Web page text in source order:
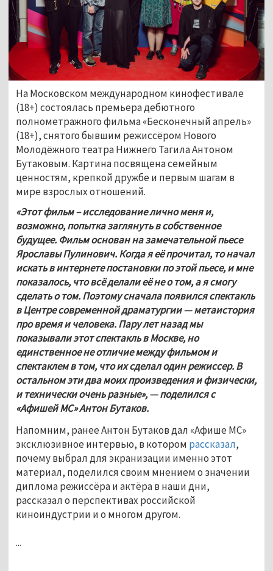
На Московском международном кинофестивале
(18+) состоялась премьера дебютного
полнометражного фильма «Бесконечный апрель»
(18+), снятого бывшим режиссёром Нового
Молодёжного театра Нижнего Тагила Антоном
Бутаковым. Картина посвящена семейным
ценностям, крепкой дружбе и первым шагам в
мире взрослых отношений.
«Этот фильм – исследование лично меня и,
возможно, попытка заглянуть в собственное
будущее. Фильм основан на замечательной пьесе
Ярославы Пулинович. Когда я её прочитал, то начал
искать в интернете постановки по этой пьесе, и мне
показалось, что всё делали её не о том, а я смогу
сделать о том. Поэтому сначала появился спектакль
в Центре современной драматургии — метаистория
про время и человека. Пару лет назад мы
показывали этот спектакль в Москве, но
единственное не отличие между фильмом и
спектаклем в том, что их сделал один режиссер. В
остальном эти два моих произведения и физически,
и технически очень разные», — поделился с
«Афишей МС» Антон Бутаков.
Напомним, ранее Антон Бутаков дал «Афише МС»
эксклюзивное интервью, в котором рассказал,
почему выбрал для экранизации именно этот
материал, поделился своим мнением о значении
диплома режиссёра и актёра в наши дни,
рассказал о перспективах российской
киноиндустрии и о многом другом.
...